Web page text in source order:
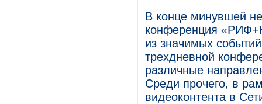
В конце минувшей
конференция
из значимых
трехдневной
различные
Среди прочего, в
видеоконтента в